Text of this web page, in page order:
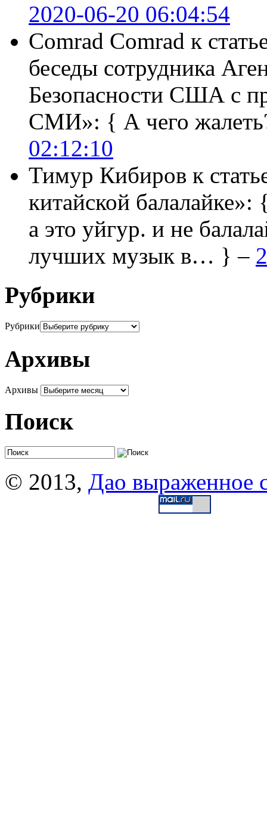
2020-06-20 06:04:54
Comrad Comrad к
беседы сотрудника
Безопасности США с
СМИ»: { А чего
02:12:10
Тимур Кибиров к
китайской балалайке»:
а это уйгур. и не
лучших музык в… } –
Рубрики
Рубрики
Архивы
Архивы
Поиск
© 2013, Дао выраженное